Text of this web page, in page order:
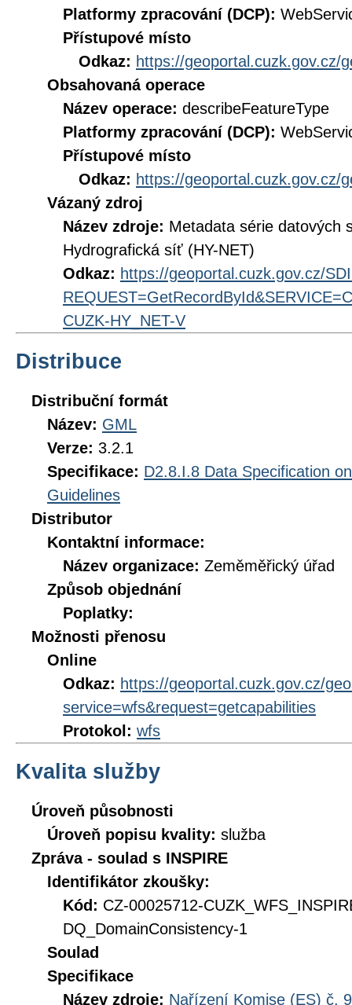
Platformy zpracování (DCP):
Přístupové místo
Odkaz: https://geoportal.cuzk.gov.cz/
Obsahovaná operace
Název operace: describeFeatureType
Platformy zpracování (DCP):
Přístupové místo
Odkaz: https://geoportal.cuzk.gov.cz/
Vázaný zdroj
Název zdroje: Metadata série datových
Hydrografická síť (HY-NET)
Odkaz: https://geoportal.cuzk.gov.cz/
CUZK-HY_NET-V
Distribuce
Distribuční formát
Název: GML
Verze: 3.2.1
Specifikace: D2.8.I.8 Data Specification
Guidelines
Distributor
Kontaktní informace:
Název organizace: Zeměměřický úřad
Způsob objednání
Poplatky:
Možnosti přenosu
Online
Odkaz: https://geoportal.cuzk.gov.cz/
service=wfs&request=getcapabilities
Protokol: wfs
Kvalita služby
Úroveň působnosti
Úroveň popisu kvality: služba
Zpráva - soulad s INSPIRE
Identifikátor zkoušky:
Kód: CZ-00025712-
DQ_DomainConsistency-1
Soulad
Specifikace
Název zdroje: Nařízení Komise (ES) č.